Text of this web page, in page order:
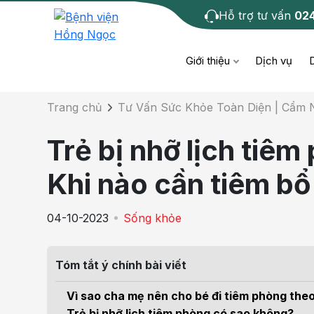
Hỗ trợ tư vấn
Giới thiệu Dịch vụ
Cơ xương khớp
Tầm soát ung thư
Điện quang can thiệp
Da
Chi tiết bài tư
Trang chủ Tư Vấn Sức Khỏe Toàn Diện | Cẩm
Trẻ bị nhỡ lịch tiêm
Khi nào cần tiêm
04-10-2023 Sống khỏe
Tóm tắt ý chính bài viết
Vì sao cha mẹ nên cho bé đi tiêm phòng